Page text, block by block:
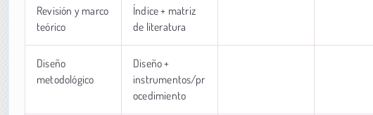
Revisión y marco
teórico
Índice + matriz
de literatura
Diseño
metodológico
Diseño +
instrumentos/pr
ocedimiento